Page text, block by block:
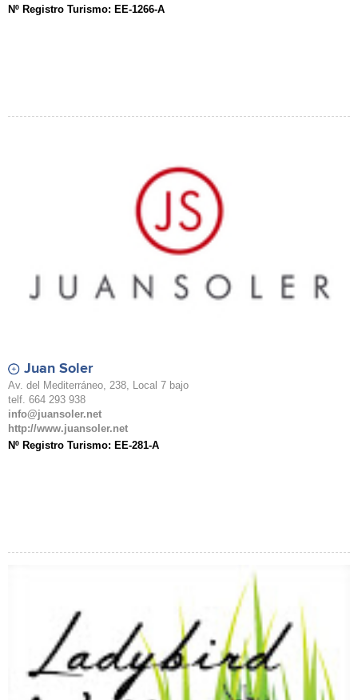
Nº Registro Turismo: EE-1266-A
Juan Soler
Av. del Mediterráneo, 238, Local 7 bajo
telf. 664 293 938
info@juansoler.net
http://www.juansoler.net
Nº Registro Turismo: EE-281-A